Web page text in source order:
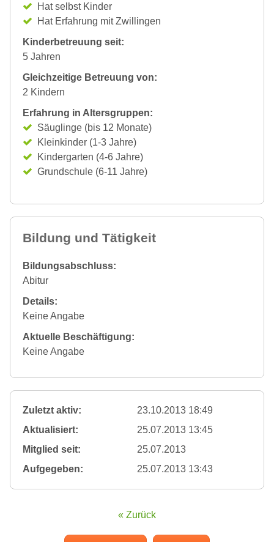
Hat selbst Kinder
Hat Erfahrung mit Zwillingen
Kinderbetreuung seit:
5 Jahren
Gleichzeitige Betreuung von:
2 Kindern
Erfahrung in Altersgruppen:
Säuglinge (bis 12 Monate)
Kleinkinder (1-3 Jahre)
Kindergarten (4-6 Jahre)
Grundschule (6-11 Jahre)
Bildung und Tätigkeit
Bildungsabschluss:
Abitur
Details:
Keine Angabe
Aktuelle Beschäftigung:
Keine Angabe
Zuletzt aktiv:
23.10.2013 18:49
Aktualisiert:
25.07.2013 13:45
Mitglied seit:
25.07.2013
Aufgegeben:
25.07.2013 13:43
« Zurück